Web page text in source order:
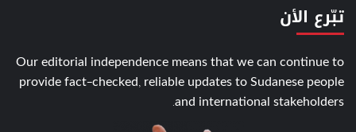
تبّرع الأن
Our editorial independence means that we can continue to
provide fact-checked, reliable updates to Sudanese people
and international stakeholders.